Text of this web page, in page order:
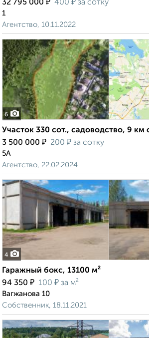
32 795 000 ₽ 400 ₽ за сотку
1
Агентство, 10.11.2022
6
Участок 330 сот., садоводство, 9 км
3 500 000 ₽ 200 ₽ за сотку
5А
Агентство, 22.02.2024
4
Гаражный бокс, 13100 м²
94 350 ₽ 100 ₽ за м²
Вагжанова 10
Собственник, 18.11.2021